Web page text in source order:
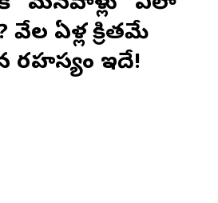
వేల ఏళ్ల క్రితమే
రహస్యం ఇదే!